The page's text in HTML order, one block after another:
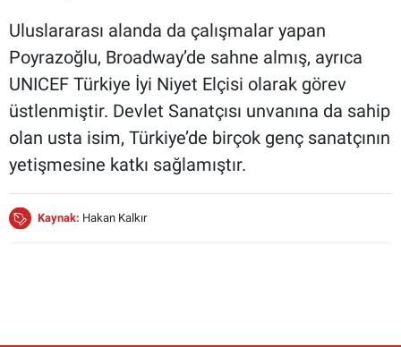
Uluslararası alanda da çalışmalar yapan
Poyrazoğlu, Broadway’de sahne almış, ayrıca
UNICEF Türkiye İyi Niyet Elçisi olarak görev
üstlenmiştir. Devlet Sanatçısı unvanına da sahip
olan usta isim, Türkiye’de birçok genç sanatçının
yetişmesine katkı sağlamıştır.
Kaynak: Hakan Kalkır